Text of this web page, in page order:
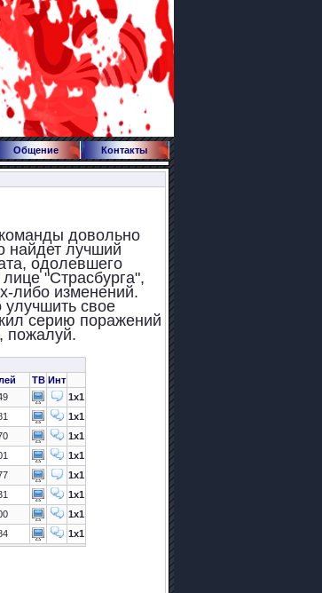
Общение Контакты
довольно
найдет лучший
одолевшего
"Страсбурга",
либо изменений.
свое
серию поражений
пожалуй.
ТВ Инт
1x1
1x1
1x1
1x1
1x1
1x1
1x1
1x1